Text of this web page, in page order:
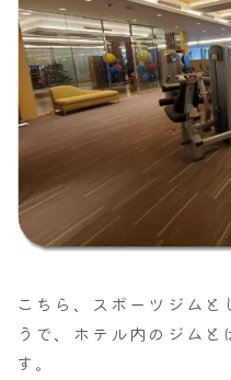
こちら、スポーツジム
うで、ホテル内のジム
す。